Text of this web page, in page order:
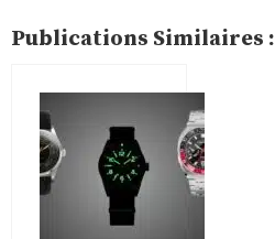
Publications Similaires :